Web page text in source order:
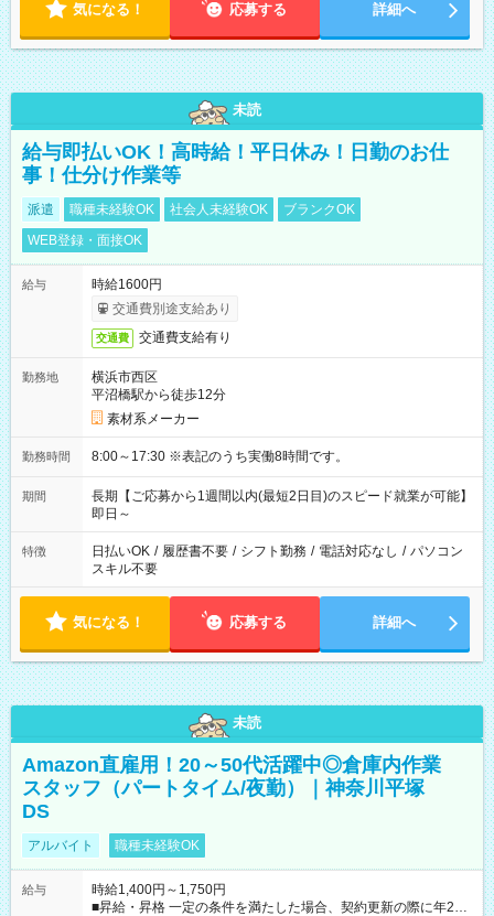
気になる！ 応募する 詳細へ
未読
給与即払いOK！高時給！平日休み！日勤のお仕
事！仕分け作業等
派遣 職種未経験OK 社会人未経験OK
ブランクOK
WEB登録・面接OK
給与
時給1600円
交通費別途支給あり
交通費 交通費支給有り
勤務地
横浜市西区
平沼橋駅から徒歩12分
素材系メーカー
勤務時間 8:00～17:30 ※表記のうち実働8時間です。
期間
長期【ご応募から1週間以内(最短2日目)のスピード就業が可能】
即日～
特徴 日払いOK / 履歴書不要 / シフト勤務 / 電話対応なし / パソコン
スキル不要
気になる！ 応募する 詳細へ
未読
Amazon直雇用！20～50代活躍中◎倉庫内作業
スタッフ（パートタイム/夜勤）｜神奈川平塚
DS
アルバイト 職種未経験OK
給与
時給1,400円～1,750円
■昇給・昇格 一定の条件を満たした場合、契約更新の際に年2回